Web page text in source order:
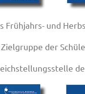
Frühjahrs- und
der